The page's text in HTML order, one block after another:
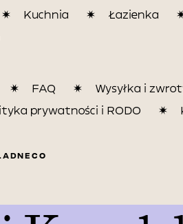
Kuchnia Łazienka
FAQ
Wysyłka i
prywatności i RODO